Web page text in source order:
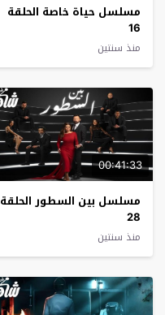
مسلسل حياة خاصة الحلقة
16
منذ سنتين
00:41:33
مسلسل بين السطور الحلقة
28
منذ سنتين